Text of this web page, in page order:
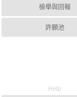
檢舉與回報
許願池
Help